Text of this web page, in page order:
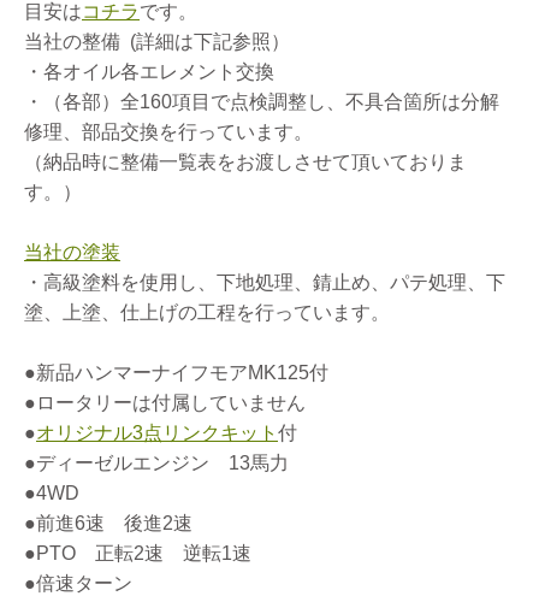
目安はコチラです。
当社の整備 (詳細は下記参照）
・各オイル各エレメント交換
・（各部）全160項目で点検調整し、不具合箇所は分解
修理、部品交換を行っています。
（納品時に整備一覧表をお渡しさせて頂いておりま
す。）
当社の塗装
・高級塗料を使用し、下地処理、錆止め、パテ処理、下
塗、上塗、仕上げの工程を行っています。
●新品ハンマーナイフモアMK125付
●ロータリーは付属していません
●オリジナル3点リンクキット 付
●ディーゼルエンジン 13馬力
●4WD
●前進6速 後進2速
●PTO 正転2速 逆転1速
●倍速ターン